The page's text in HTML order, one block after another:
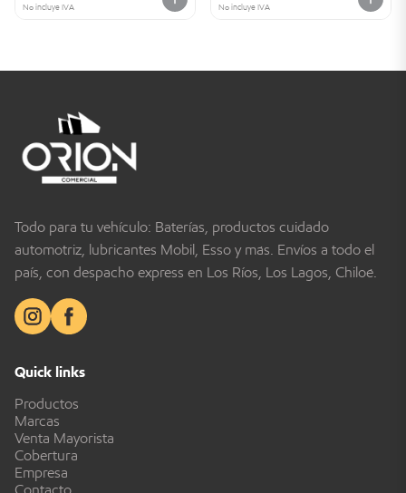
No incluye IVA No incluye IVA
Todo para tu vehículo: Baterías, productos cuidado
automotriz, lubricantes Mobil, Esso y más. Envíos a todo el
país, con despacho express en Los Ríos, Los Lagos, Chiloé.
Quick links
Productos
Marcas
Venta Mayorista
Cobertura
Empresa